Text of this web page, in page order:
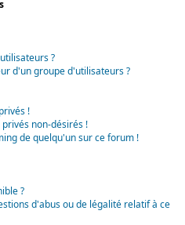
?
d'un groupe d'utilisateurs ?
!
non-désirés !
de quelqu'un sur ce forum !
?
d'abus ou de légalité relatif à ce